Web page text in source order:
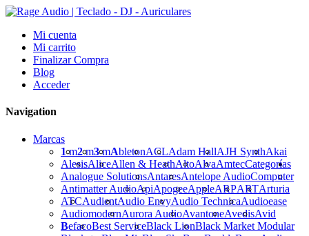
Mi cuenta
Mi carrito
Finalizar Compra
Blog
Acceder
Navigation
Marcas
1m2m3mAbletonACLAdam HallAJH SynthAkai
AlesisAliceAllen & HeathAltoAlvaAmtec
Analogue SolutionsAntaresAntelope Audio
Antimatter AudioApiApogeeAppleARPARTArturia
ATCAudientAudio EnvyAudio TechnicaAudioease
AudiomodernAurora AudioAvantoneAvedisAvid
BefacoBest ServiceBlack LionBlack Market Modular
Categorías
Computer